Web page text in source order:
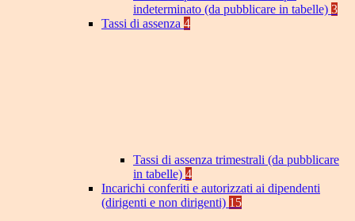
indeterminato (da pubblicare in tabelle) 3
Tassi di assenza 4
Tassi di assenza trimestrali (da pubblicare
in tabelle) 4
Incarichi conferiti e autorizzati ai dipendenti
(dirigenti e non dirigenti) 15